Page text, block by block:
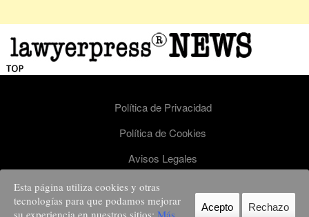
Política de Privacidad
Política de Cookies
Avisos Legales
Lawyerpress - todos los derechos reservados. Nº de registro ISSN 2659-9244.
info@lawyerpress.com Lawyerpress es una publicación del grupo STRONG element -
consultora de Gestión de Reputación
Esta página utiliza cookies y otras
tecnologías para que podamos mejorar
su experiencia en nuestros sitios: Más
Acepto Rechazo